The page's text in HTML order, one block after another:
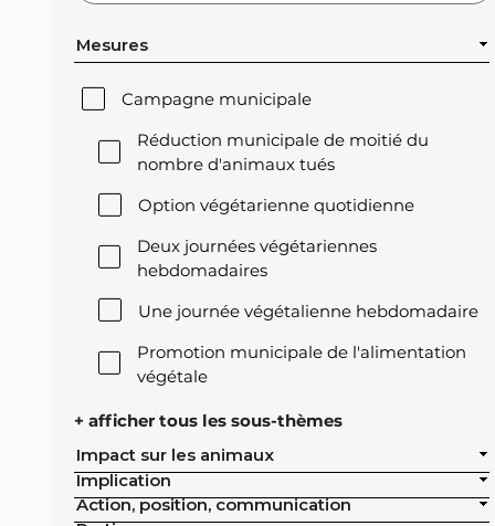
Mesures
Campagne municipale
Réduction municipale de moitié du
nombre d'animaux tués
Option végétarienne quotidienne
Deux journées végétariennes
hebdomadaires
Une journée végétalienne hebdomadaire
Promotion municipale de l'alimentation
végétale
Offre végétale lors des réceptions
Exclusion de l'élevage intensif des achats
publics de la ville
+ afficher tous les sous-thèmes
Impact sur les animaux
Implication
Action, position, communication